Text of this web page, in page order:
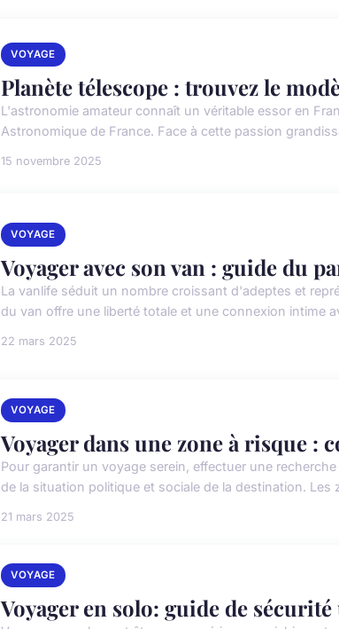
VOYAGE
Planète télescope : trouvez le
L'astronomie amateur connaît un véritable essor en
Astronomique de France. Face à cette passion
15 novembre 2025
VOYAGE
Voyager avec son van : guide du
La vanlife séduit un nombre croissant d'adeptes et
du van offre une liberté totale et une connexion intime
22 mars 2025
VOYAGE
Voyager dans une zone à risque :
Pour garantir un voyage serein, effectuer une
de la situation politique et sociale de la destination. Les
21 mars 2025
VOYAGE
Voyager en solo: guide de